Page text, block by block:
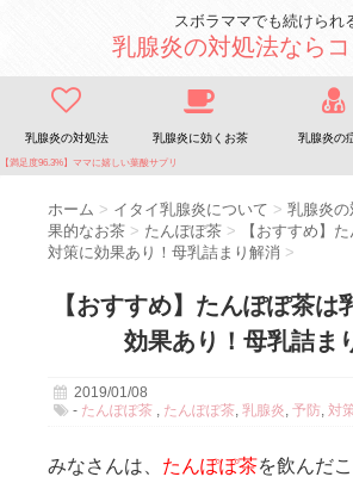
スボラママでも続けられ
乳腺炎の対処法ならコ
乳腺炎の対処法 乳腺炎に効くお茶 乳腺炎の
【満足度96.3%】ママに嬉しい葉酸サプリ
ホーム > イタイ乳腺炎について > 乳腺炎
果的なお茶 > たんぽぽ茶 >
【おすすめ】
対策に効果あり！母乳詰まり解消 >
【おすすめ】たんぽぽ茶は
効果あり！母乳詰ま
2019/01/08
- たんぽぽ茶 , たんぽぽ茶, 乳腺炎, 予防, 対
みなさんは、 たんぽぽ茶を飲んだ